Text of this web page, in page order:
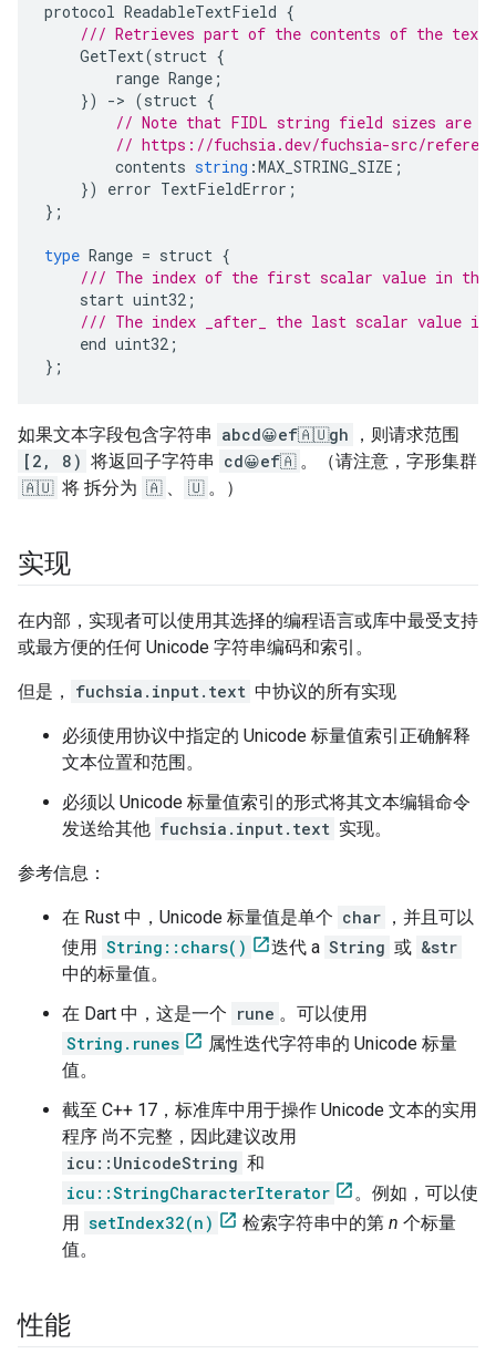
protocol ReadableTextField {
/// Retrieves part of the contents of the
GetText(struct {
range Range ;
})
-> (struct {
// Note that FIDL string field sizes are
// https://fuchsia.dev/fuchsia-src/
contents string :MAX_STRING_SIZE ;
})
error TextFieldError ;
};
type Range = struct {
/// The index of the first scalar value in the
start uint32 ;
/// The index _after_ the last scalar value in
end uint32 ;
};
如果文本字段包含字符串 abcd😀ef🇦🇺gh
，则请求范围
[2, 8) 将返回子字符串 cd😀ef🇦 。（请注意，字形集群
🇦🇺 将 拆分为 🇦 、 🇺 。）
实现
在内部，实现者可以使用其选择的编程语言或库中最受支持
或最方便的任何 Unicode 字符串编码和索引。
但是， fuchsia.input.text 中协议的所有实现
必须使用协议中指定的 Unicode 标量值索引正确解释
文本位置和范围。
必须以 Unicode 标量值索引的形式将其文本编辑命令
发送给其他 fuchsia.input.text 实现。
参考信息：
在 Rust 中，Unicode 标量值是单个 char ，并且可以
使用 String::chars() 迭代 a String 或 &str
中的标量值。
在 Dart 中，这是一个 rune 。可以使用
String.runes
属性迭代字符串的 Unicode 标量
值。
截至 C++ 17，标准库中用于操作 Unicode 文本的实用
程序 尚不完整，因此建议改用
icu::UnicodeString 和
icu::StringCharacterIterator
。例如，可以使
用 setIndex32(n) 检索字符串中的第 n 个标量
值。
性能